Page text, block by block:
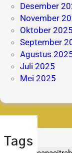
Desember
November
Oktober 2025
September
Agustus
Juli 2025
Mei 2025
Tags